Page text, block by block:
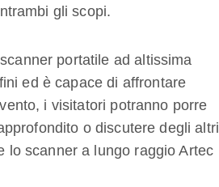
gli scopi.
portatile ad altissima
ed è capace di affrontare
i visitatori potranno porre
o discutere degli altri
lo scanner a lungo raggio Artec